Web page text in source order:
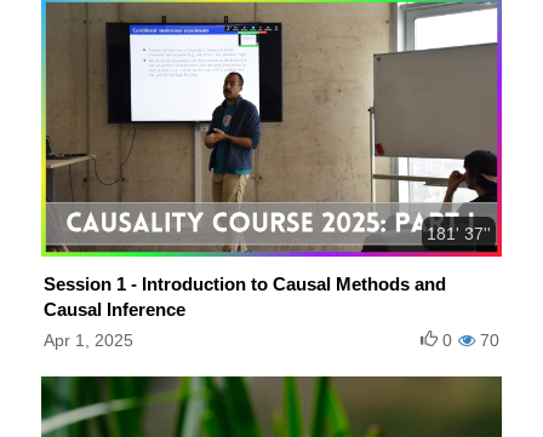
181' 37''
Session 1 - Introduction to Causal Methods and
Causal Inference
Apr 1, 2025 70
0